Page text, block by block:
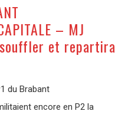
– MJ
souffler et repartira
du Brabant
encore en P2 la